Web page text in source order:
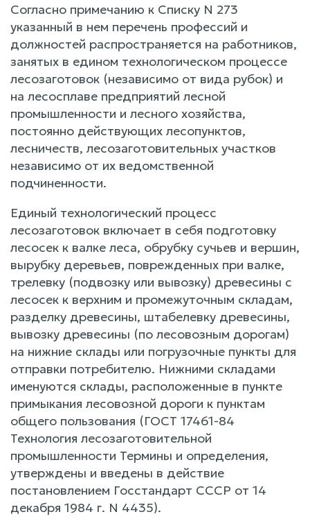
Согласно примечанию к Списку N 273
указанный в нем перечень профессий и
должностей распространяется на работников,
занятых в едином технологическом процессе
лесозаготовок (независимо от вида рубок) и
на лесосплаве предприятий лесной
промышленности и лесного хозяйства,
постоянно действующих лесопунктов,
лесничеств, лесозаготовительных участков
независимо от их ведомственной
подчиненности.
Единый технологический процесс
лесозаготовок включает в себя подготовку
лесосек к валке леса, обрубку сучьев и вершин,
вырубку деревьев, поврежденных при валке,
трелевку (подвозку или вывозку) древесины с
лесосек к верхним и промежуточным складам,
разделку древесины, штабелевку древесины,
вывозку древесины (по лесовозным дорогам)
на нижние склады или погрузочные пункты для
отправки потребителю. Нижними складами
именуются склады, расположенные в пункте
примыкания лесовозной дороги к пунктам
общего пользования (ГОСТ 17461-84
Технология лесозаготовительной
промышленности Термины и определения,
утверждены и введены в действие
постановлением Госстандарт СССР от 14
декабря 1984 г. N 4435).